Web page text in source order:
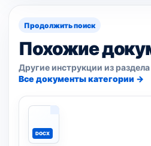
Продолжить поиск
Похожие
Другие инструкции из
Все документы категории →
DOCX